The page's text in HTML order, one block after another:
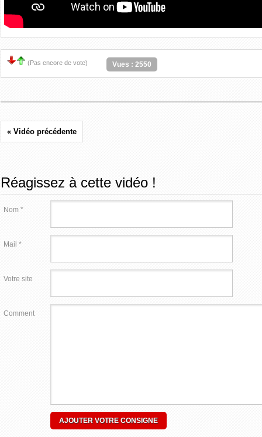
(Pas encore de vote) Vues : 2550
« Vidéo précédente
Réagissez à cette vidéo !
Nom *
Mail *
Votre site
Comment